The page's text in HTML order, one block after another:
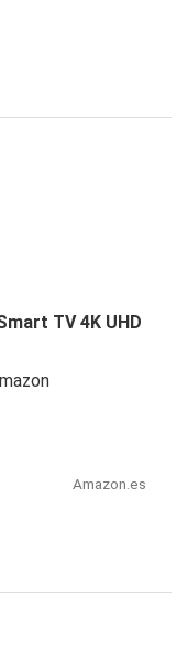
TV 4K UHD
Amazon.es